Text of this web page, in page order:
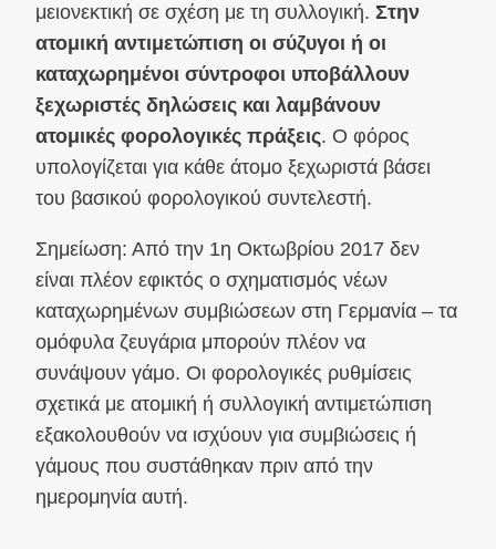
μειονεκτική σε σχέση με τη συλλογική. Στην
ατομική αντιμετώπιση οι σύζυγοι ή οι
καταχωρημένοι σύντροφοι υποβάλλουν
ξεχωριστές δηλώσεις και λαμβάνουν
ατομικές φορολογικές πράξεις. Ο φόρος
υπολογίζεται για κάθε άτομο ξεχωριστά βάσει
του βασικού φορολογικού συντελεστή.
Σημείωση: Από την 1η Οκτωβρίου 2017 δεν
είναι πλέον εφικτός ο σχηματισμός νέων
καταχωρημένων συμβιώσεων στη Γερμανία – τα
ομόφυλα ζευγάρια μπορούν πλέον να
συνάψουν γάμο. Οι φορολογικές ρυθμίσεις
σχετικά με ατομική ή συλλογική αντιμετώπιση
εξακολουθούν να ισχύουν για συμβιώσεις ή
γάμους που συστάθηκαν πριν από την
ημερομηνία αυτή.